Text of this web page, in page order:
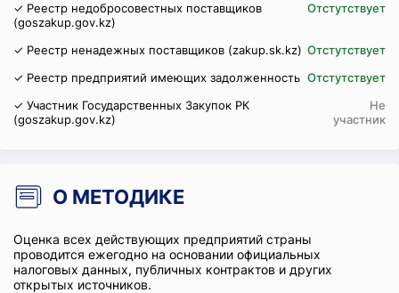
✓ Реестр недобросовестных поставщиков
(goszakup.gov.kz)
Отстутствует
✓ Реестр ненадежных поставщиков (zakup.sk.kz) Отстутствует
✓ Реестр предприятий имеющих задолженность Отстутствует
✓ Участник Государственных Закупок РК
(goszakup.gov.kz)
Не
участник
О МЕТОДИКЕ
Оценка всех действующих предприятий страны
проводится ежегодно на основании официальных
налоговых данных, публичных контрактов и других
открытых источников.